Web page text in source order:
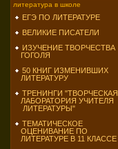
литература в школе
ЕГЭ ПО ЛИТЕРАТУРЕ
ВЕЛИКИЕ ПИСАТЕЛИ
ИЗУЧЕНИЕ ТВОРЧЕСТВА
ГОГОЛЯ
50 КНИГ ИЗМЕНИВШИХ
ЛИТЕРАТУРУ
ТРЕНИНГИ "ТВОРЧЕСКАЯ
ЛАБОРАТОРИЯ УЧИТЕЛЯ
ЛИТЕРАТУРЫ"
ТЕМАТИЧЕСКОЕ
ОЦЕНИВАНИЕ ПО
ЛИТЕРАТУРЕ В 11 КЛАССЕ